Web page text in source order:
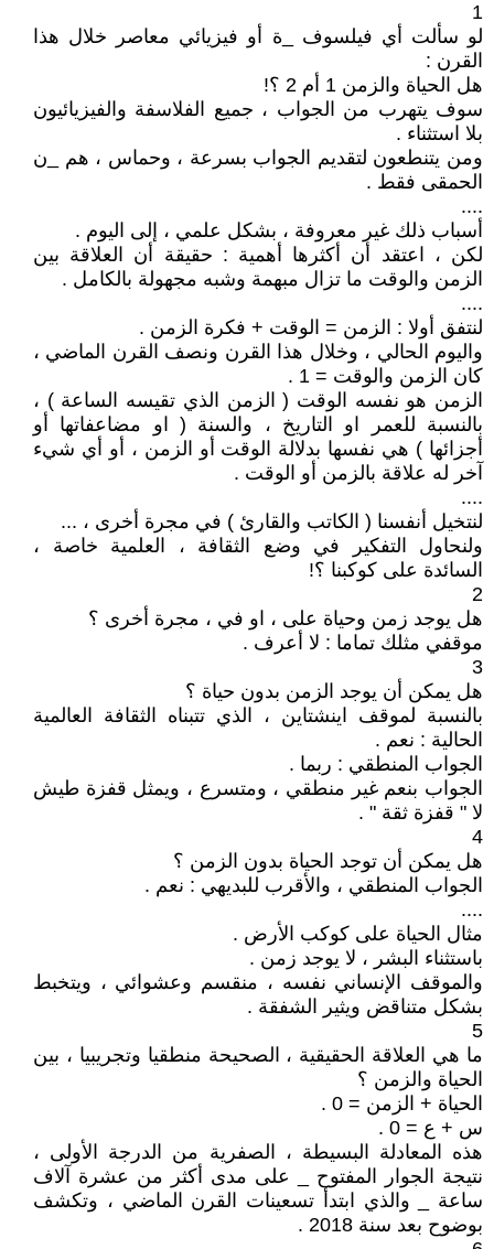
1
لو سألت أي فيلسوف _ة أو فيزيائي معاصر خلال هذا
القرن :
هل الحياة والزمن 1 أم 2 ؟!
سوف يتهرب من الجواب ، جميع الفلاسفة والفيزيائيون
بلا استثناء .
ومن يتنطعون لتقديم الجواب بسرعة ، وحماس ، هم _ن
الحمقى فقط .
....
أسباب ذلك غير معروفة ، بشكل علمي ، إلى اليوم .
لكن ، اعتقد أن أكثرها أهمية : حقيقة أن العلاقة بين
الزمن والوقت ما تزال مبهمة وشبه مجهولة بالكامل .
....
لنتفق أولا : الزمن = الوقت + فكرة الزمن .
واليوم الحالي ، وخلال هذا القرن ونصف القرن الماضي ،
كان الزمن والوقت = 1 .
الزمن هو نفسه الوقت ( الزمن الذي تقيسه الساعة ) ،
بالنسبة للعمر او التاريخ ، والسنة ( او مضاعفاتها أو
أجزائها ) هي نفسها بدلالة الوقت أو الزمن ، أو أي شيء
آخر له علاقة بالزمن أو الوقت .
....
لنتخيل أنفسنا ( الكاتب والقارئ ) في مجرة أخرى ، ...
ولنحاول التفكير في وضع الثقافة ، العلمية خاصة ،
السائدة على كوكبنا ؟!
2
هل يوجد زمن وحياة على ، او في ، مجرة أخرى ؟
موقفي مثلك تماما : لا أعرف .
3
هل يمكن أن يوجد الزمن بدون حياة ؟
بالنسبة لموقف اينشتاين ، الذي تتبناه الثقافة العالمية
الحالية : نعم .
الجواب المنطقي : ربما .
الجواب بنعم غير منطقي ، ومتسرع ، ويمثل قفزة طيش
لا " قفزة ثقة " .
4
هل يمكن أن توجد الحياة بدون الزمن ؟
الجواب المنطقي ، والأقرب للبديهي : نعم .
....
مثال الحياة على كوكب الأرض .
باستثناء البشر ، لا يوجد زمن .
والموقف الإنساني نفسه ، منقسم وعشوائي ، ويتخبط
بشكل متناقض ويثير الشفقة .
5
ما هي العلاقة الحقيقية ، الصحيحة منطقيا وتجريبيا ، بين
الحياة والزمن ؟
الحياة + الزمن = 0 .
س + ع = 0 .
هذه المعادلة البسيطة ، الصفرية من الدرجة الأولى ،
نتيجة الجوار المفتوح _ على مدى أكثر من عشرة آلاف
ساعة _ والذي ابتدأ تسعينات القرن الماضي ، وتكشف
بوضوح بعد سنة 2018 .